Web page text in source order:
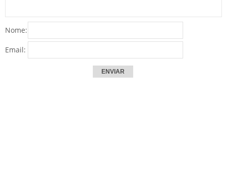
Nome:
Email: